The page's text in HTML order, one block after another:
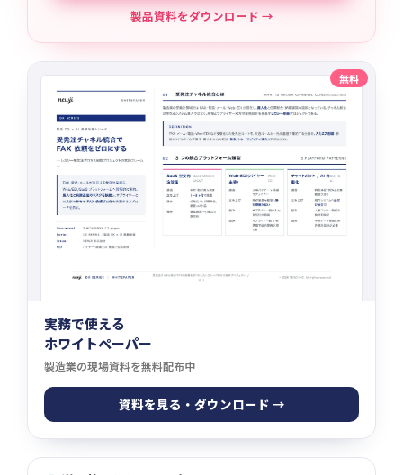
製品資料をダウンロード →
無料
実務で使える
ホワイトペーパー
製造業の現場資料を無料配布中
資料を見る・ダウンロード →